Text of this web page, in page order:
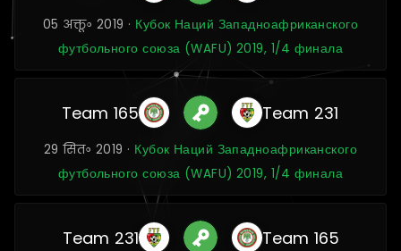
05 अक्तू॰ 2019 · Кубок Наций Западноафриканского
футбольного союза (WAFU) 2019, 1/4 финала
Team 165 Team 231
29 सित॰ 2019 · Кубок Наций Западноафриканского
футбольного союза (WAFU) 2019, 1/4 финала
Team 231 Team 165